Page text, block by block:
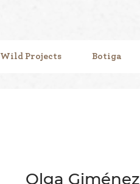
Wild Projects Botiga
Olga Giménez